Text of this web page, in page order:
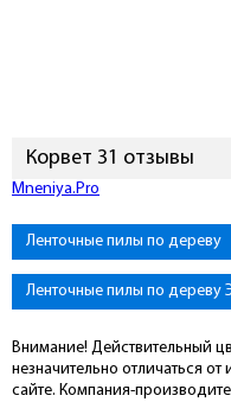
Корвет 31 отзывы
Mneniya.Pro
Ленточные пилы по дереву
Ленточные пилы по дереву
Внимание! Действительный
незначительно отличаться
сайте. Компания-